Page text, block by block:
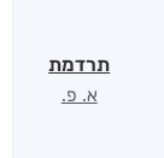
תרדמת
א. פ.